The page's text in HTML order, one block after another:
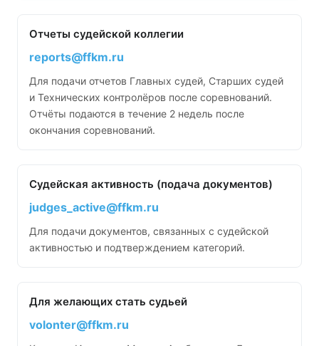
Отчеты судейской коллегии
reports@ffkm.ru
Для подачи отчетов Главных судей, Старших судей
и Технических контролёров после соревнований.
Отчёты подаются в течение 2 недель после
окончания соревнований.
Судейская активность (подача документов)
judges_active@ffkm.ru
Для подачи документов, связанных с судейской
активностью и подтверждением категорий.
Для желающих стать судьей
volonter@ffkm.ru